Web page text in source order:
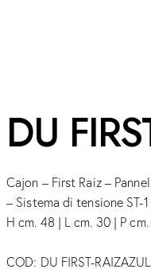
DU
Cajon – First Raiz –
– Sistema di tensione ST-
H cm. 48 | L cm. 30 | P cm.
COD: DU FIRST-RAIZAZUL